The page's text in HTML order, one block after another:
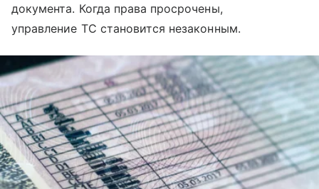
документа. Когда права просрочены,
управление ТС становится незаконным.